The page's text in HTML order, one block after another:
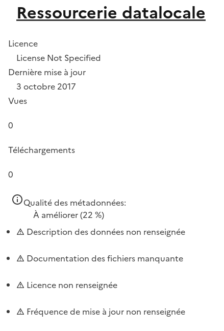
Ressourcerie datalocale
Licence
License Not Specified
Dernière mise à jour
3 octobre 2017
Vues
0
Téléchargements
0
Qualité des métadonnées:
À améliorer(22 %)
Description des données non renseignée
Documentation des fichiers manquante
Licence non renseignée
Fréquence de mise à jour non renseignée